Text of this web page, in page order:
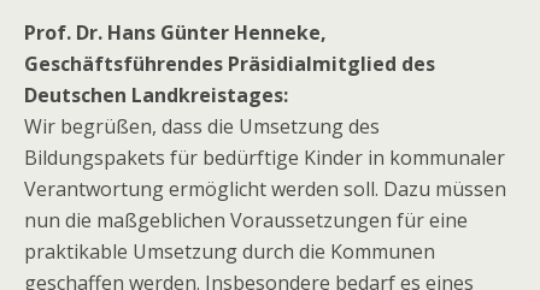
Prof. Dr. Hans Günter Henneke,
Geschäftsführendes Präsidialmitglied des
Deutschen Landkreistages:
Wir begrüßen, dass die Umsetzung des
Bildungspakets für bedürftige Kinder in kommunaler
Verantwortung ermöglicht werden soll. Dazu müssen
nun die maßgeblichen Voraussetzungen für eine
praktikable Umsetzung durch die Kommunen
geschaffen werden. Insbesondere bedarf es eines